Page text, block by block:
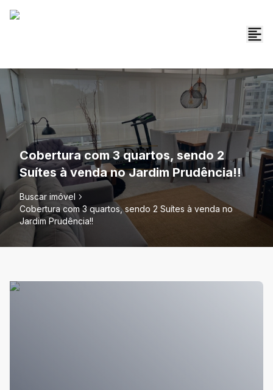
Cobertura com 3 quartos, sendo 2
Suítes à venda no Jardim Prudência!!
Buscar imóvel
Cobertura com 3 quartos, sendo 2 Suítes à venda no
Jardim Prudência!!